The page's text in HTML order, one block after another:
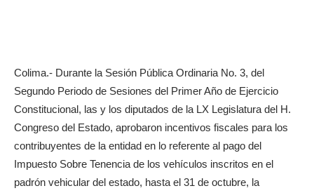
Colima.- Durante la Sesión Pública Ordinaria No. 3, del
Segundo Periodo de Sesiones del Primer Año de Ejercicio
Constitucional, las y los diputados de la LX Legislatura del H.
Congreso del Estado, aprobaron incentivos fiscales para los
contribuyentes de la entidad en lo referente al pago del
Impuesto Sobre Tenencia de los vehículos inscritos en el
padrón vehicular del estado, hasta el 31 de octubre, la